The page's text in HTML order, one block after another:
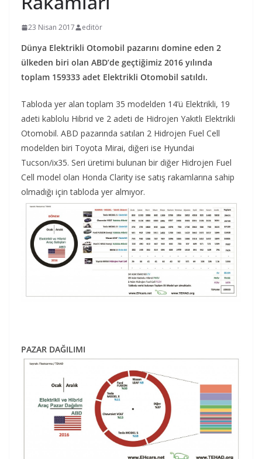
23 Nisan 2017 editör
Dünya Elektrikli Otomobil pazarını domine eden 2
ülkeden biri olan ABD’de geçtiğimiz 2016 yılında
toplam 159333 adet Elektrikli Otomobil satıldı.
Tabloda yer alan toplam 35 modelden 14’ü Elektrikli, 19
adeti kablolu Hibrid ve 2 adeti de Hidrojen Yakıtlı Elektrikli
Otomobil. ABD pazarında satılan 2 Hidrojen Fuel Cell
modelden biri Toyota Mirai, diğeri ise Hyundai
Tucson/ix35. Seri üretimi bulunan bir diğer Hidrojen Fuel
Cell model olan Honda Clarity ise satış rakamlarına sahip
olmadığı için tabloda yer almıyor.
PAZAR DAĞILIMI